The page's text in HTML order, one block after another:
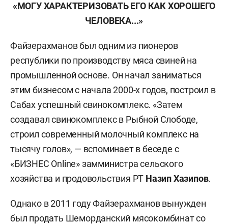
«МОГУ ХАРАКТЕРИЗОВАТЬ ЕГО КАК ХОРОШЕГО
ЧЕЛОВЕКА...»
Файзерахманов был одним из пионеров
республики по производству мяса свиней на
промышленной основе. Он начал заниматься
этим бизнесом с начала 2000-х годов, построил в
Сабах успешный свинокомплекс. «Затем
создавал свинокомплекс в Рыбной Слободе,
строил современный молочный комплекс на
тысячу голов», — вспоминает в беседе с
«БИЗНЕС Online» замминистра сельского
хозяйства и продовольствия РТ Назип Хазипов.
Однако в 2011 году Файзерахманов вынужден
был продать Шеморданский мясокомбинат со